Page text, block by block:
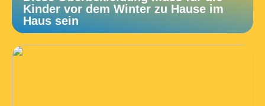
Kinder vor dem Winter zu Hause im
Haus sein